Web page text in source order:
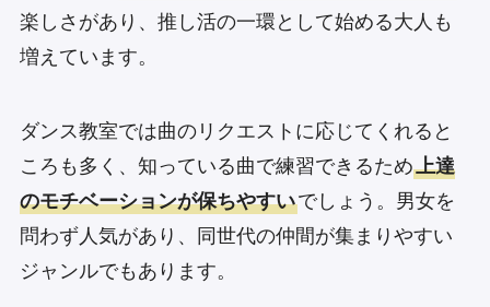
楽しさがあり、推し活の一環として始める大人も
増えています。
ダンス教室では曲のリクエストに応じてくれると
ころも多く、知っている曲で練習できるため上達
のモチベーションが保ちやすいでしょう。男女を
問わず人気があり、同世代の仲間が集まりやすい
ジャンルでもあります。